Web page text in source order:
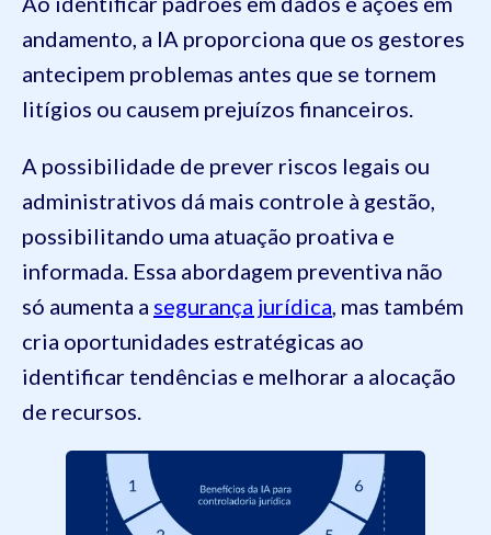
andamento, a IA proporciona que os gestores
antecipem problemas antes que se tornem
litígios ou causem prejuízos financeiros.
A possibilidade de prever riscos legais ou
administrativos dá mais controle à gestão,
possibilitando uma atuação proativa e
informada. Essa abordagem preventiva não
só aumenta a segurança jurídica, mas também
cria oportunidades estratégicas ao
identificar tendências e melhorar a alocação
de recursos.